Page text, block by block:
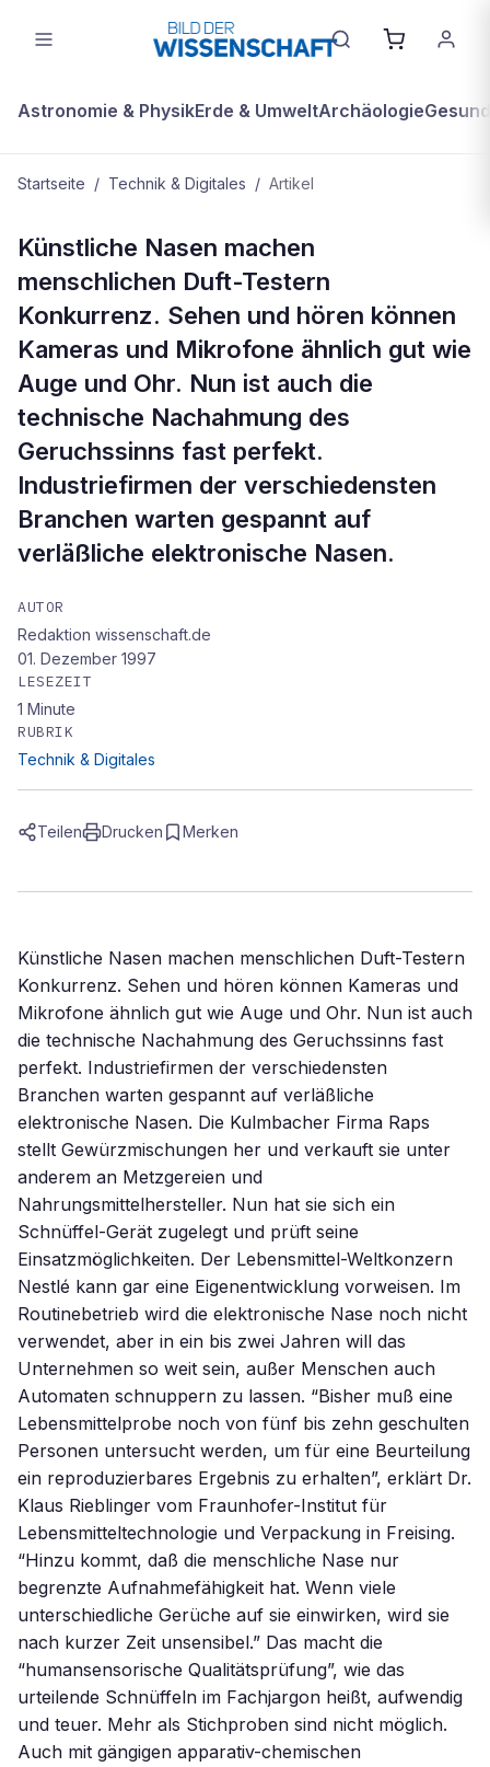
Astronomie & PhysikErde & UmweltArchäologie
Startseite / Technik & Digitales / Artikel
Schnüffelnde Maschinen
Künstliche Nasen machen
menschlichen Duft-Testern
Konkurrenz. Sehen und hören können
Kameras und Mikrofone ähnlich gut wie
Auge und Ohr. Nun ist auch die
technische Nachahmung des
Geruchssinns fast perfekt.
Industriefirmen der verschiedensten
Branchen warten gespannt auf
verläßliche elektronische Nasen.
AUTOR
Redaktion wissenschaft.de
01. Dezember 1997
LESEZEIT
1 Minute
RUBRIK
Technik & Digitales
Teilen Drucken Merken
Künstliche Nasen machen menschlichen Duft-Testern
Konkurrenz. Sehen und hören können Kameras und
Mikrofone ähnlich gut wie Auge und Ohr. Nun ist auch
die technische Nachahmung des Geruchssinns fast
perfekt. Industriefirmen der verschiedensten
Branchen warten gespannt auf verläßliche
elektronische Nasen. Die Kulmbacher Firma Raps
stellt Gewürzmischungen her und verkauft sie unter
anderem an Metzgereien und
Nahrungsmittelhersteller. Nun hat sie sich ein
Schnüffel-Gerät zugelegt und prüft seine
Einsatzmöglichkeiten. Der Lebensmittel-Weltkonzern
Nestlé kann gar eine Eigenentwicklung vorweisen. Im
Routinebetrieb wird die elektronische Nase noch nicht
verwendet, aber in ein bis zwei Jahren will das
Unternehmen so weit sein, außer Menschen auch
Automaten schnuppern zu lassen. “Bisher muß eine
Lebensmittelprobe noch von fünf bis zehn geschulten
Personen untersucht werden, um für eine Beurteilung
ein reproduzierbares Ergebnis zu erhalten”, erklärt Dr.
Klaus Rieblinger vom Fraunhofer-Institut für
Lebensmitteltechnologie und Verpackung in Freising.
“Hinzu kommt, daß die menschliche Nase nur
begrenzte Aufnahmefähigkeit hat. Wenn viele
unterschiedliche Gerüche auf sie einwirken, wird sie
nach kurzer Zeit unsensibel.” Das macht die
“humansensorische Qualitätsprüfung”, wie das
urteilende Schnüffeln im Fachjargon heißt, aufwendig
und teuer. Mehr als Stichproben sind nicht möglich.
Auch mit gängigen apparativ-chemischen